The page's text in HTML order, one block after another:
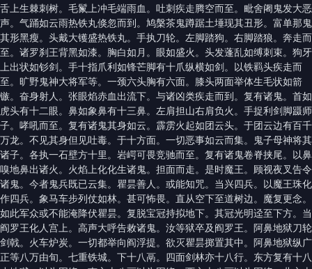
舌上生棘刺树。毛鬣上冲毛端雨血。吐刺疾走腾空而至。毗舍阇鬼发大恶
声。气踊如云雨热铁丸倏忽而到。鸠槃茶鬼蹲踞土埵现其丑形。富单那鬼
其形黑瘦。头戴大镬盛热铁丸。手执刀轮。左脚踏狗。右脚踏狼。奔走而
至。诸罗刹王背黑如漆。胸白如月。眼如盛火。头发蓬乱如缚刺束。狗牙
上出状如钐剑。手十指爪利如锋芒脚有十爪纵横如剑。以铁羁头疾走而
至。旷野鬼神大将军等。一颈六头胸有六面。膝头两面举体生毛状如箭
镞。奋身射人。张眼焰赤血出流下。与诸凶类疾走而到。复有诸鬼。首如
虎头有十二眼。鼻如象鼻有十三鼻。左肩担山右肩负火。手捉利剑脚蹑师
子。哮吼而至。复有诸鬼其身如云。霹雳火起如团云头。于团云边有百千
万龙。不见其身但见吐毒。于十方面。一切恶事如云而集。鬼子母神将其
诸子。各执一石壁方十里。岩崿可畏竞驰而至。复有诸鬼卷脊挟尾。以鼻
嗅地鼻出诸火。火焰上化化生诸鬼。担面而走。是时魔王。顾视夜叉告令
诸鬼。今者鬼兵既已云集。瞿昙善人。或能知咒。当兴四兵。以魔王珠化
作四兵。象马车步列仗如林。甚可怖畏。直从空下至道树边。魔复更念。
如此军众或不能淹降伏瞿昙。复脱宝冠持拟地下。其冠光明迳至下方。当
阎罗王化人宫上。高声大呼告敕诸鬼。汝等狱卒及阎罗王。阿鼻地狱刀轮
剑戟。火车炉炭。一切都举向阎浮提。欲灭瞿昙掷置其中。阿鼻地狱纵广
正等八万由旬。七重铁城。下十八鬲。四面剑林亦十八行。东方复有十八